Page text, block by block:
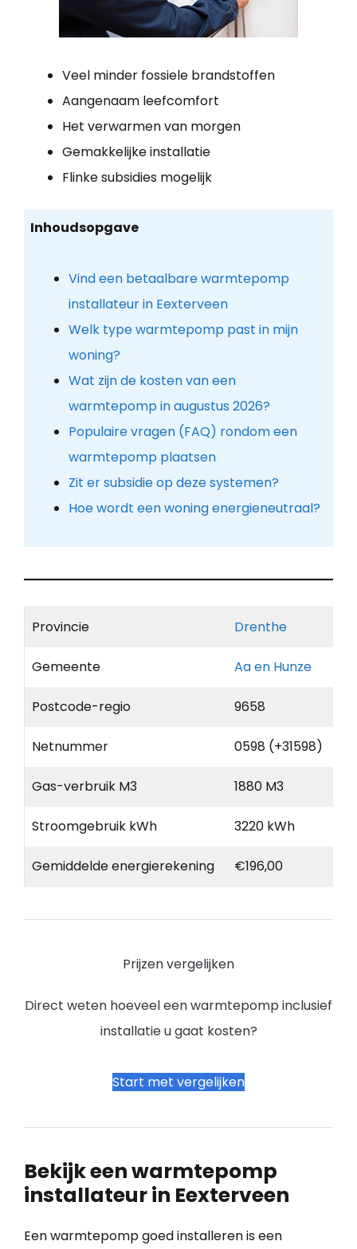
Veel minder fossiele brandstoffen
Aangenaam leefcomfort
Het verwarmen van morgen
Gemakkelijke installatie
Flinke subsidies mogelijk
Inhoudsopgave
Vind een betaalbare warmtepomp
installateur in Eexterveen
Welk type warmtepomp past in mijn
woning?
Wat zijn de kosten van een
warmtepomp in augustus 2026?
Populaire vragen (FAQ) rondom een
warmtepomp plaatsen
Zit er subsidie op deze systemen?
Hoe wordt een woning energieneutraal?
Provincie Drenthe
Gemeente Aa en Hunze
Postcode-regio 9658
Netnummer 0598 (+31598)
Gas-verbruik M3 1880 M3
Stroomgebruik kWh 3220 kWh
Gemiddelde energierekening €196,00
Prijzen vergelijken
Direct weten hoeveel een warmtepomp inclusief
installatie u gaat kosten?
Start met vergelijken
Bekijk een warmtepomp
installateur in Eexterveen
Een warmtepomp goed installeren is een